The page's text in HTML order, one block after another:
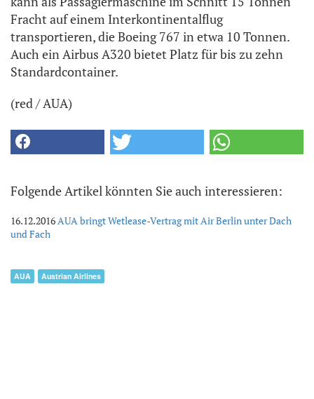
Fracht auf einem Interkontinentalflug
transportieren, die Boeing 767 in etwa 10 Tonnen.
Auch ein Airbus A320 bietet Platz für bis zu zehn
Standardcontainer.
(red / AUA)
Folgende Artikel könnten Sie auch interessieren:
16.12.2016AUA bringt Wetlease-Vertrag mit Air Berlin unter Dach
und Fach
AUA Austrian Airlines